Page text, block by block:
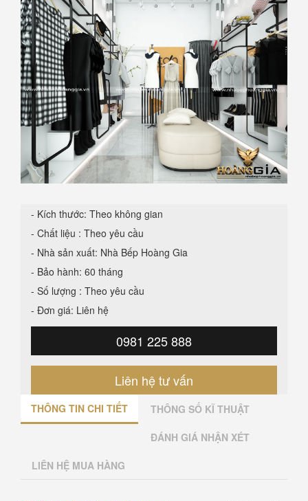
- Kích thước: Theo không gian
- Chất liệu : Theo yêu cầu
- Nhà sản xuất: Nhà Bếp Hoàng Gia
- Bảo hành: 60 tháng
- Số lượng : Theo yêu cầu
- Đơn giá: Liên hệ
0981 225 888
Liên hệ tư vấn
THÔNG TIN CHI TIẾT THÔNG SỐ KĨ THUẬT
ĐÁNH GIÁ NHẬN XÉT
LIÊN HỆ MUA HÀNG